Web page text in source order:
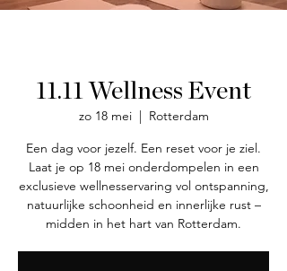
11.11 Wellness Event
zo 18 mei
  |
Rotterdam
Een dag voor jezelf. Een reset voor je ziel.
Laat je op 18 mei onderdompelen in een
exclusieve wellnesservaring vol ontspanning,
natuurlijke schoonheid en innerlijke rust –
midden in het hart van Rotterdam.